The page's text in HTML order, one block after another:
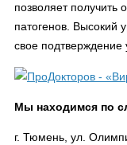
позволяет получить
патогенов. Высокий
свое подтверждение
Мы находимся по
г. Тюмень, ул.